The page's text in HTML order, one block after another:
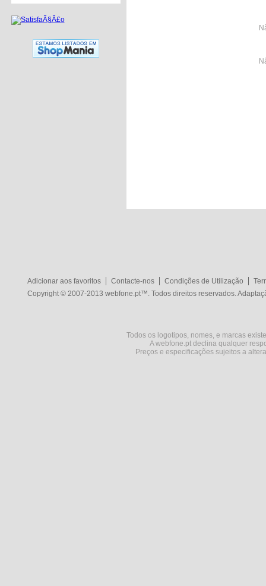
Adicionar aos favoritos Contacte-nos Condições de Utilização
Copyright © 2007-2013 webfone.pt™. Todos direitos reservados.
Todos os logotipos, nomes, e marcas
A webfone.pt declina qualquer
Preços e especificações sujeitos a